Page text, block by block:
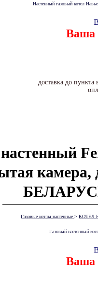
Настенный газовый котел
Ваша
доставка до
Газовые котлы настенные > КОТЕЛ
Газовый настенный
Ваша